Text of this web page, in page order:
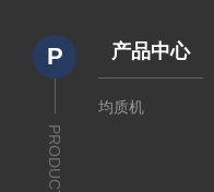
P
PRODUCTS
产品中心
均质机